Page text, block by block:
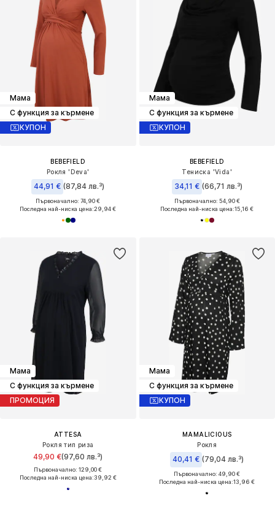
Мама
С функция за кърмене
КУПОН
BEBEFIELD
Рокля 'Deva'
44,91 € (87,84 лв.³)
Първоначално: 74,90 €
Последна най-ниска цена:29,94 €
Мама
С функция за кърмене
КУПОН
BEBEFIELD
Тениска 'Vida'
34,11 € (66,71 лв.³)
Първоначално: 54,90 €
Последна най-ниска цена:15,16 €
Мама
С функция за кърмене
ПРОМОЦИЯ
ATTESA
Рокля тип риза
49,90 €(97,60 лв.³)
Първоначално: 129,00 €
Последна най-ниска цена:39,92 €
Мама
С функция за кърмене
КУПОН
MAMALICIOUS
Рокля
40,41 € (79,04 лв.³)
Първоначално: 49,90 €
Последна най-ниска цена:13,96 €